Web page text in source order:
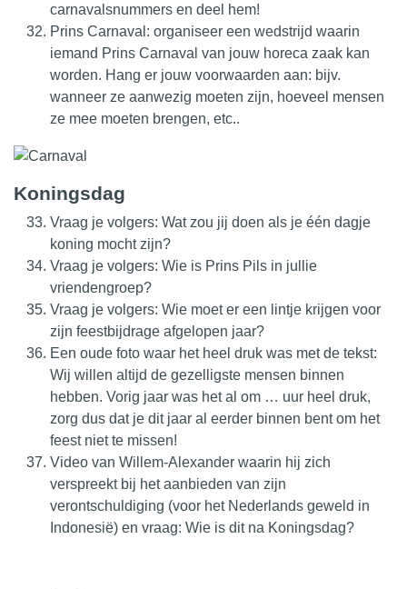
carnavalsnummers en deel hem!
Prins Carnaval: organiseer een wedstrijd waarin
iemand Prins Carnaval van jouw horeca zaak kan
worden. Hang er jouw voorwaarden aan: bijv.
wanneer ze aanwezig moeten zijn, hoeveel mensen
ze mee moeten brengen, etc..
Koningsdag
Vraag je volgers: Wat zou jij doen als je één dagje
koning mocht zijn?
Vraag je volgers: Wie is Prins Pils in jullie
vriendengroep?
Vraag je volgers: Wie moet er een lintje krijgen voor
zijn feestbijdrage afgelopen jaar?
Een oude foto waar het heel druk was met de tekst:
Wij willen altijd de gezelligste mensen binnen
hebben. Vorig jaar was het al om … uur heel druk,
zorg dus dat je dit jaar al eerder binnen bent om het
feest niet te missen!
Video van Willem-Alexander waarin hij zich
verspreekt bij het aanbieden van zijn
verontschuldiging (voor het Nederlands geweld in
Indonesië) en vraag: Wie is dit na Koningsdag?